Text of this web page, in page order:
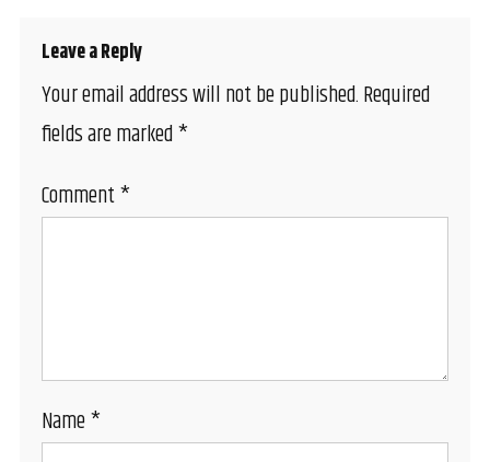
Leave a Reply
Your email address will not be published.Required
fields are marked*
Comment*
Name*